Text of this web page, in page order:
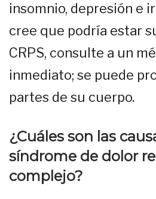
insomnio, depresión e
cree que podría estar
CRPS, consulte a un
inmediato; se puede
partes de su cuerpo.
¿Cuáles son las
síndrome de dolor
complejo?